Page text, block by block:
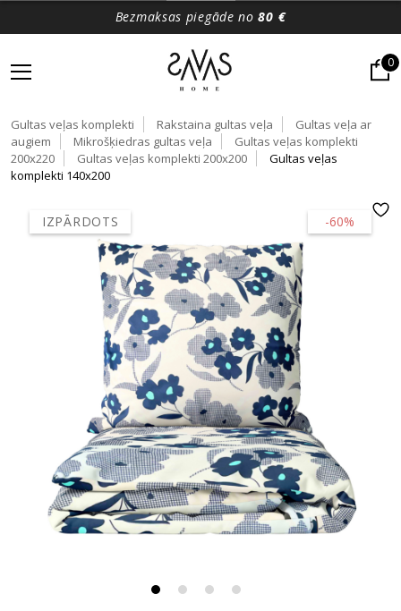
Bezmaksas piegāde no80 €
0
Gultas veļas komplekti Rakstaina gultas veļa
Gultas veļa ar
augiem
Mikrošķiedras gultas veļa
Gultas veļas komplekti
200x220
Gultas veļas komplekti 200x200
Gultas veļas
komplekti 140x200
-60%
IZPĀRDOTS